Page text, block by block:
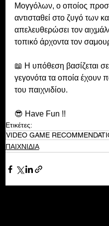
Μογγόλων, ο οποίος
αντισταθεί στο ζυγό των
απελευθερώσει τον
τοπικό άρχοντα τον
📖 Η υπόθεση βασίζεται
γεγονότα τα οποία έχουν
του παιχνιδίου.
😎 Have Fun !!
Ετικέτες:
VIDEO GAME
ΠΑΙΧΝΙΔΙΑ